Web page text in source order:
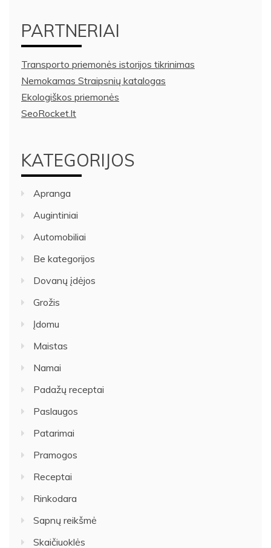
PARTNERIAI
Transporto priemonės istorijos tikrinimas
Nemokamas Straipsnių katalogas
Ekologiškos priemonės
SeoRocket.lt
KATEGORIJOS
Apranga
Augintiniai
Automobiliai
Be kategorijos
Dovanų įdėjos
Grožis
Įdomu
Maistas
Namai
Padažų receptai
Paslaugos
Patarimai
Pramogos
Receptai
Rinkodara
Sapnų reikšmė
Skaičiuoklės